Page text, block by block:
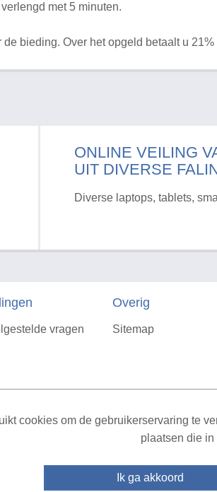
met 5 minuten.
bieding. Over het opgeld betaalt u
ONLINE VEILING
UIT DIVERSE
Diverse laptops, tablets,
vragen
Overig
Sitemap
cookies om de gebruikerservaring te
plaatsen die
Ik ga akkoord